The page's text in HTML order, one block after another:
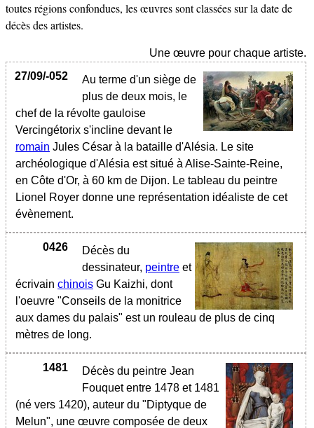
toutes régions confondues, les œuvres sont classées sur la date de
décès des artistes.
Une œuvre pour chaque artiste.
27/09/-052
Au terme d'un siège de
plus de deux mois, le
chef de la révolte gauloise
Vercingétorix s'incline devant le
romain Jules César à la bataille d'Alésia. Le site
archéologique d'Alésia est situé à Alise-Sainte-Reine,
en Côte d'Or, à 60 km de Dijon. Le tableau du peintre
Lionel Royer donne une représentation idéaliste de cet
évènement.
0426
Décès du
dessinateur, peintre et
écrivain chinois Gu Kaizhi, dont
l'oeuvre "Conseils de la monitrice
aux dames du palais" est un rouleau de plus de cinq
mètres de long.
1481
Décès du peintre Jean
Fouquet entre 1478 et 1481
(né vers 1420), auteur du "Diptyque de
Melun", une œuvre composée de deux